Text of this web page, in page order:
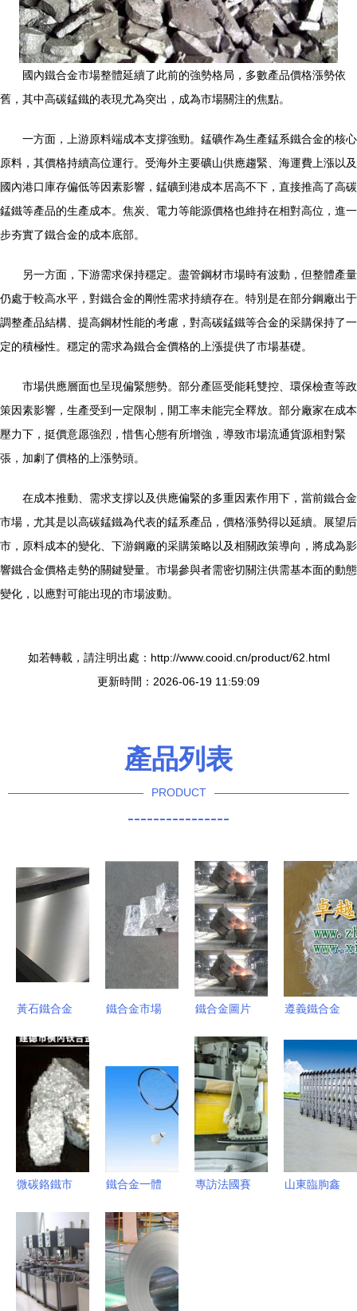
國內鐵合金市場整體延續了此前的強勢格局，多數產品價格漲勢依
舊，其中高碳錳鐵的表現尤為突出，成為市場關注的焦點。
一方面，上游原料端成本支撐強勁。錳礦作為生產錳系鐵合金的核心
原料，其價格持續高位運行。受海外主要礦山供應趨緊、海運費上漲以及
國內港口庫存偏低等因素影響，錳礦到港成本居高不下，直接推高了高碳
錳鐵等產品的生產成本。焦炭、電力等能源價格也維持在相對高位，進一
步夯實了鐵合金的成本底部。
另一方面，下游需求保持穩定。盡管鋼材市場時有波動，但整體產量
仍處于較高水平，對鐵合金的剛性需求持續存在。特別是在部分鋼廠出于
調整產品結構、提高鋼材性能的考慮，對高碳錳鐵等合金的采購保持了一
定的積極性。穩定的需求為鐵合金價格的上漲提供了市場基礎。
市場供應層面也呈現偏緊態勢。部分產區受能耗雙控、環保檢查等政
策因素影響，生產受到一定限制，開工率未能完全釋放。部分廠家在成本
壓力下，挺價意愿強烈，惜售心態有所增強，導致市場流通貨源相對緊
張，加劇了價格的上漲勢頭。
在成本推動、需求支撐以及供應偏緊的多重因素作用下，當前鐵合金
市場，尤其是以高碳錳鐵為代表的錳系產品，價格漲勢得以延續。展望后
市，原料成本的變化、下游鋼廠的采購策略以及相關政策導向，將成為影
響鐵合金價格走勢的關鍵變量。市場參與者需密切關注供需基本面的動態
變化，以應對可能出現的市場波動。
如若轉載，請注明出處：http://www.cooid.cn/product/62.html
更新時間：2026-06-19 11:59:09
產品列表
PRODUCT
----------------
黃石鐵合金
價格動態與
優質廠家探
尋
鐵合金市場
析與乾盛冶
金的產品優
鐵合金圖片
硅鐵粒的設
計魅力與應
用
遵義鐵合金
工公司 硅
鐵粒的專業
制造者
微碳鉻鐵市
價格動態、
主流廠家與
采購平臺指
南
鐵合金一體
格與廠家全
解析 | 世界
工廠網產品
信息庫
專訪法國賽
山東臨朐鑫